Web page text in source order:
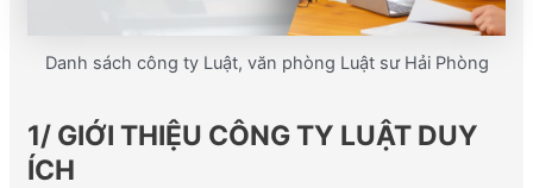
Danh sách công ty Luật, văn phòng Luật sư Hải Phòng
1/ GIỚI THIỆU CÔNG TY LUẬT DUY
ÍCH